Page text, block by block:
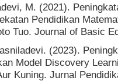
M. (2021).
Pendidikan
Tuo. Journal of Basic
(2023).
Model Discovery
Kuning. Jurnal